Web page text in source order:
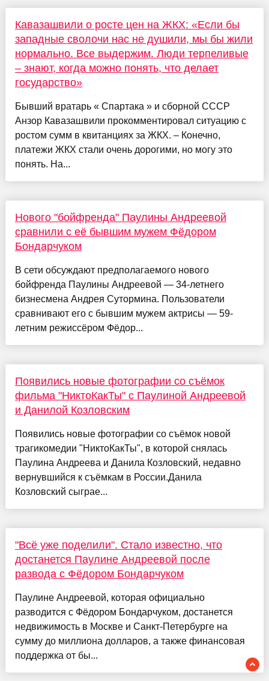
Кавазашвили о росте цен на ЖКХ: «Если бы
западные сволочи нас не душили, мы бы жили
нормально. Все выдержим. Люди терпеливые
– знают, когда можно понять, что делает
государство»
Бывший вратарь « Спартака » и сборной СССР
Анзор Кавазашвили прокомментировал ситуацию с
ростом сумм в квитанциях за ЖКХ. – Конечно,
платежи ЖКХ стали очень дорогими, но могу это
понять. На...
Нового "бойфренда" Паулины Андреевой
сравнили с её бывшим мужем Фёдором
Бондарчуком
В сети обсуждают предполагаемого нового
бойфренда Паулины Андреевой — 34-летнего
бизнесмена Андрея Сутормина. Пользователи
сравнивают его с бывшим мужем актрисы — 59-
летним режиссёром Фёдор...
Появились новые фотографии со съёмок
фильма "НиктоКакТы" с Паулиной Андреевой
и Данилой Козловским
Появились новые фотографии со съёмок новой
трагикомедии "НиктоКакТы", в которой снялась
Паулина Андреева и Данила Козловский, недавно
вернувшийся к съёмкам в России.Данила
Козловский сыграе...
"Всё уже поделили". Стало известно, что
достанется Паулине Андреевой после
развода с Фёдором Бондарчуком
Паулине Андреевой, которая официально
разводится с Фёдором Бондарчуком, достанется
недвижимость в Москве и Санкт-Петербурге на
сумму до миллиона долларов, а также финансовая
поддержка от бы...